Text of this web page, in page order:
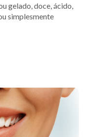
gelado, doce, ácido,
simplesmente